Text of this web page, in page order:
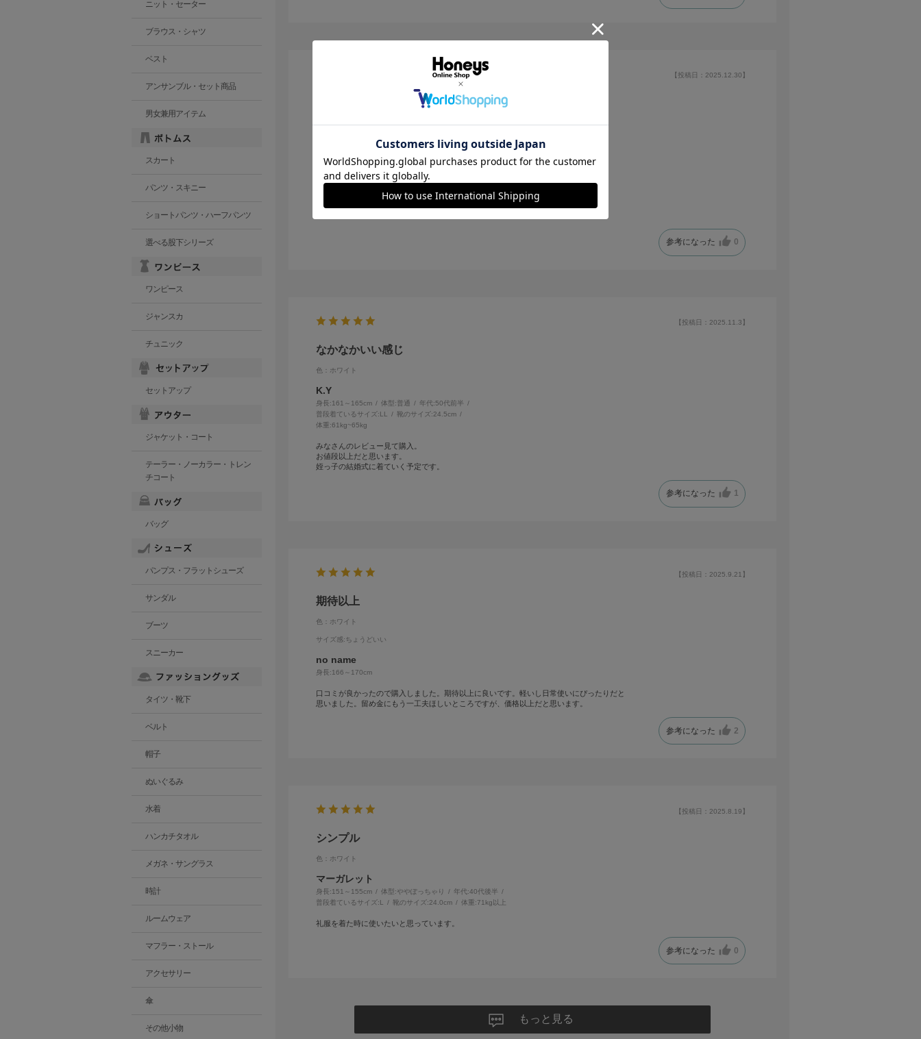
【投稿日：2025.12.30】
:ちょうどいい
no name
身長:166～170cm 年代:30代後半
普段使いには、これで十分です。
お値段以上のクオリティーで、ニットの上からよく付けています。
参考になった 0
【投稿日：2025.11.3】
なかなかいい感じ
色：ホワイト
K.Y
身長:161～165cm 体型: 普通 年代:50代前半
普段着ているサイズ:LL 靴のサイズ:24.5cm
体重:61kg~65kg
みなさんのレビュー見て購入。
お値段以上だと思います。
姪っ子の結婚式に着ていく予定です。
参考になった 1
【投稿日：2025.9.21】
期待以上
色：ホワイト
サイズ感:ちょうどいい
no name
身長:166～170cm
口コミが良かったので購入しました。期待以上に良いです。軽いし日常使いにぴったりだと
思いました。留め金にもう一工夫ほしいところですが、価格以上だと思います。
参考になった 2
【投稿日：2025.8.19】
シンプル
色：ホワイト
マーガレット
身長:151～155cm 体型:ぽっちゃり 年代:40代後半
普段着ているサイズ:L 靴のサイズ:24.0cm 体重:71kg以上
礼服を着た時に使いたいと思っています。
参考になった 0
もっと見る
ニット・セーター
ブラウス・シャツ
ベスト
アンサンブル・セット商品
男女兼用アイテム
スカート
パンツ・スキニー
ショートパンツ・ハーフパンツ
選べる股下シリーズ
ワンピース
ジャンスカ
チュニック
セットアップ
ジャケット・コート
テーラー・ノーカラー・トレン
チコート
バッグ
パンプス・フラットシューズ
サンダル
ブーツ
スニーカー
タイツ・靴下
ベルト
帽子
ぬいぐるみ
水着
ハンカチタオル
メガネ・サングラス
時計
ルームウェア
マフラー・ストール
アクセサリー
傘
その他小物